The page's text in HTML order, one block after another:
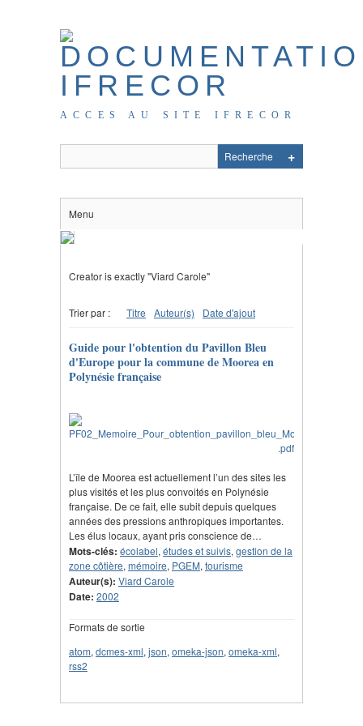
ACCES AU SITE IFRECOR
Menu
Creator is exactly "Viard Carole"
Trier par : Titre Auteur(s) Date d'ajout
Guide pour l'obtention du Pavillon Bleu
d'Europe pour la commune de Moorea en
Polynésie française
L’île de Moorea est actuellement l’un des sites les
plus visités et les plus convoités en Polynésie
française. De ce fait, elle subit depuis quelques
années des pressions anthropiques importantes.
Les élus locaux, ayant pris conscience de…
Mots-clés: écolabel, études et suivis, gestion de la
zone côtière, mémoire, PGEM, tourisme
Auteur(s): Viard Carole
Date: 2002
Formats de sortie
atom, dcmes-xml, json, omeka-json, omeka-xml,
rss2